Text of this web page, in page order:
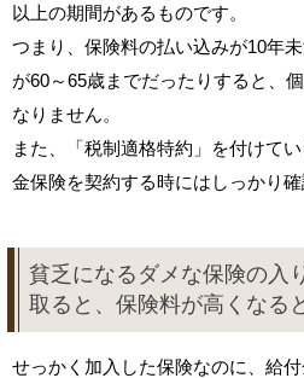
以上の期間があるものです。
つまり、保険料の払い込みが10年
が60～65歳までだったりすると、
なりません。
また、「税制適格特約」を付けて
金保険を契約する時にはしっかり確
貧乏になるダメな保険の入
取ると、保険料が高くなる
せっかく加入した保険なのに、給